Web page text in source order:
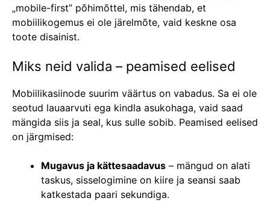
„mobile-first” põhimõttel, mis tähendab, et
mobiilikogemus ei ole järelmõte, vaid keskne osa
toote disainist.
Miks neid valida – peamised eelised
Mobiilikasiinode suurim väärtus on vabadus. Sa ei ole
seotud lauaarvuti ega kindla asukohaga, vaid saad
mängida siis ja seal, kus sulle sobib. Peamised eelised
on järgmised:
Mugavus ja kättesaadavus – mängud on alati
taskus, sisselogimine on kiire ja seansi saab
katkestada paari sekundiga.